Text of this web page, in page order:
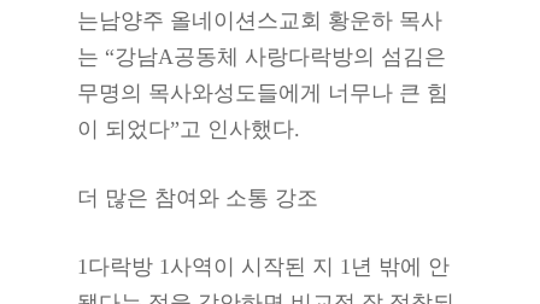
는남양주 올네이션스교회 황운하 목사
는 “강남A공동체 사랑다락방의 섬김은
무명의 목사와성도들에게 너무나 큰 힘
이 되었다”고 인사했다.
더 많은 참여와 소통 강조
1다락방 1사역이 시작된 지 1년 밖에 안